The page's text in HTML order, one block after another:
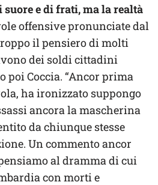
suore e di frati, ma la realtà
offensive pronunciate dal
il pensiero di molti
dei soldi cittadini
poi Coccia. “Ancor prima
ha ironizzato suppongo
ancora la mascherina
da chiunque stesse
Un commento ancor
al dramma di cui
con morti e